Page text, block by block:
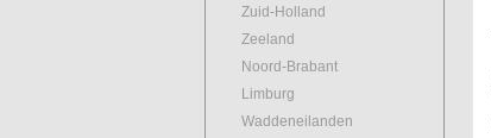
Zuid-Holland
Zeeland
Noord-Brabant
Limburg
Waddeneilanden